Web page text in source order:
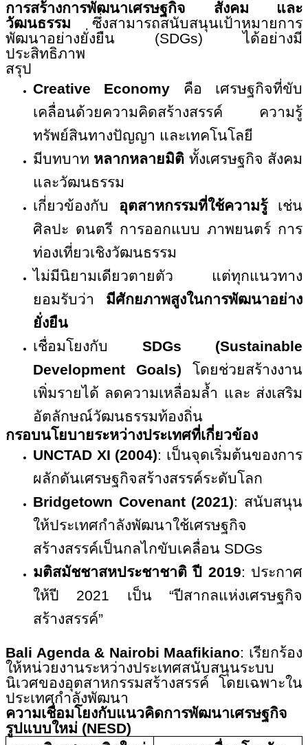
การสร้างการพัฒนาเศรษฐกิจ สังคม และ
วัฒนธรรม ซึ่งสามารถสนับสนุนเป้าหมายการ
พัฒนาอย่างยั่งยืน (SDGs)ได้อย่างมี
ประสิทธิภาพ
สรุป
Creative Economy
คือ เศรษฐกิจที่ขับ
เคลื่อนด้วยความคิดสร้างสรรค์ ความรู้
ทรัพย์สินทางปัญญา และเทคโนโลยี
มีบทบาท หลากหลายมิติ ทั้งเศรษฐกิจ สังคม
และวัฒนธรรม
เกี่ยวข้องกับ อุตสาหกรรมที่ใช้ความรู้เช่น
ศิลปะ ดนตรี การออกแบบ ภาพยนตร์ การ
ท่องเที่ยวเชิงวัฒนธรรม
ไม่มีนิยามเดียวตายตัว แต่ทุกแนวทาง
ยอมรับว่า มีศักยภาพสูงในการพัฒนาอย่าง
ยั่งยืน
เชื่อมโยงกับ SDGs (Sustainable
Development Goals)
โดยช่วยสร้างงาน
เพิ่มรายได้ ลดความเหลื่อมล้ำ และ ส่งเสริม
อัตลักษณ์วัฒนธรรมท้องถิ่น
กรอบนโยบายระหว่างประเทศที่เกี่ยวข้อง
UNCTAD XI (2004): เป็นจุดเริ่มต้นของการ
ผลักดันเศรษฐกิจสร้างสรรค์ระดับโลก
Bridgetown Covenant (2021): สนับสนุน
ให้ประเทศกำลังพัฒนาใช้เศรษฐกิจ
สร้างสรรค์เป็นกลไกขับเคลื่อน SDGs
มติสมัชชาสหประชาชาติ ปี 2019: ประกาศ
ให้ปี 2021 เป็น“ปีสากลแห่งเศรษฐกิจ
สร้างสรรค์”
Bali Agenda & Nairobi Maafikiano: เรียกร้อง
ให้หน่วยงานระหว่างประเทศสนับสนุนระบบ
นิเวศของอุตสาหกรรมสร้างสรรค์ โดยเฉพาะใน
ประเทศกำลังพัฒนา
ความเชื่อมโยงกับแนวคิดการพัฒนาเศรษฐกิจ
รูปแบบใหม่ (NESD)